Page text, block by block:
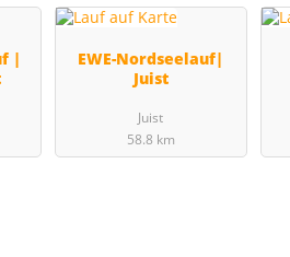
|
EWE-Nordseelauf|
Juist
Juist
58.8 km